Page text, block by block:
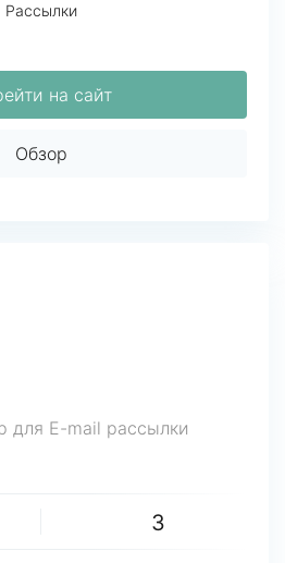
Рассылки
на сайт
Обзор
для E-mail рассылки
3